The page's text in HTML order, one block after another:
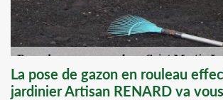
La pose de gazon en rouleau
jardinier Artisan RENARD va